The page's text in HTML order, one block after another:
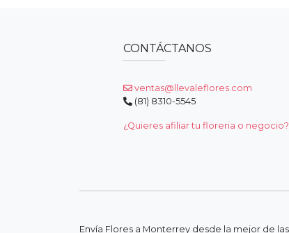
CONTÁCTANOS
ventas@llevaleflores.com
(81) 8310-5545
¿Quieres afiliar tu floreria o negocio?
Envía Flores a Monterrey desde la mejor de